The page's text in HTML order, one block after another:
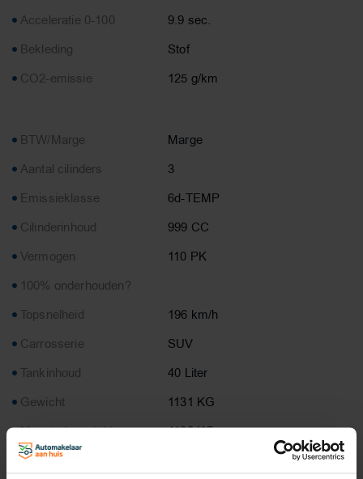
Acceleratie 0-100
9.9 sec.
Bekleding
Stof
CO2-emissie
125 g/km
BTW/Marge
Marge
Aantal cilinders
3
Emissieklasse
6d-TEMP
Cilinderinhoud
999 CC
Vermogen
110 PK
100% onderhouden?
Topsnelheid
196 km/h
Carrosserie
SUV
Tankinhoud
40 Liter
Gewicht
1131 KG
Max. trekgewicht
1100 KG
Laadvermogen